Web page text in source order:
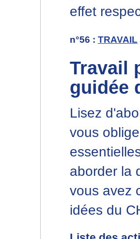
effet
n°56 : TRAVAIL
Travail
guidée
Lisez
vous
aborder la
vous avez
idées du